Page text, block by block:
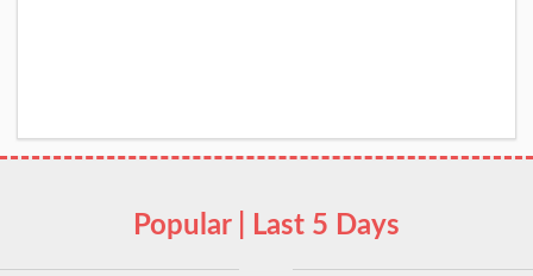
Popular | Last 5 Days